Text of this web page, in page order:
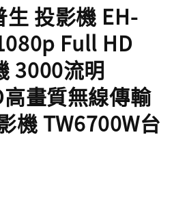
生 投影機 EH-
Full HD
3000流明
畫質無線傳輸
機 TW6700W台